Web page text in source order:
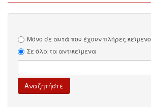
Μόνο σε αυτά που έχουν πλήρες κείμενο
Σε όλα τα αντικείμενα